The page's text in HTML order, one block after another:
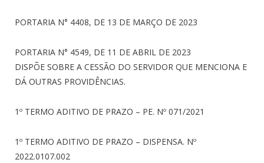
PORTARIA N° 4408, DE 13 DE MARÇO DE 2023
PORTARIA N° 4549, DE 11 DE ABRIL DE 2023
DISPÕE SOBRE A CESSÃO DO SERVIDOR QUE MENCIONA E
DÁ OUTRAS PROVIDÊNCIAS.
1º TERMO ADITIVO DE PRAZO – PE. Nº 071/2021
1º TERMO ADITIVO DE PRAZO – DISPENSA. Nº
2022.0107.002